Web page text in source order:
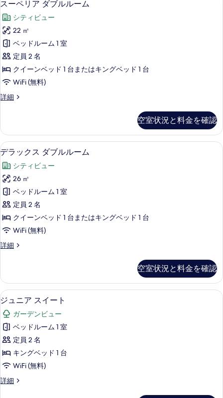
の
す
べ
て
の
写
真
を
す
る
ン
ル
ー
ム
の
詳
細
ー
ペ
リ
ア
ダ
ブ
ル
ル
ム
の
す
べ
て
の
写
真
を
表
る
スーペリア ダブルルーム
シティビュー
22 ㎡
ベッドルーム 1 室
定員 2 名
クイーンベッド 1 台またはキングベッド 1 台
WiFi (無料)
詳細
ス
ア
ダ
ブ
ル
ー
ム
の
詳
細
空室状況と料金を確認
デ
ラ
ッ
ク
ス
ダ
ブ
ル
ル
ム
の
す
べ
て
の
写
真
を
デラックス ダブルルーム | 低刺激性
9
デラックス ダブルルーム
シティビュー
26 ㎡
ベッドルーム 1 室
定員 2 名
クイーンベッド 1 台またはキングベッド 1 台
WiFi (無料)
詳細
デ
ス
ダ
ブ
ル
ー
の
詳
細
空室状況と料金を確認
ジ
ュ
ニ
ア
ス
イ
ー
ト
ジュニア スイート | 低刺激性寝具、
7
ジュニア スイート
ガーデンビュー
ベッドルーム 1 室
定員 2 名
キングベッド 1 台
WiFi (無料)
詳細
ジ